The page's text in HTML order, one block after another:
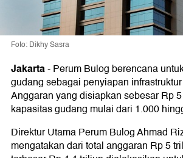
Foto: Dikhy Sasra
Jakarta-Perum Bulog berencana
gudang sebagai penyiapan
Anggaran yang disiapkan sebesar Rp
kapasitas gudang mulai dari 1.000
Direktur Utama Perum Bulog Ahmad
mengatakan dari total anggaran Rp 5